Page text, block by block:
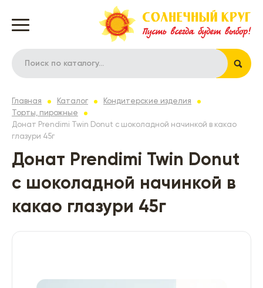
Главная Каталог
Кондитерские изделия
Торты, пирожные
Донат Prendimi Twin Donut с шоколадной начинкой в какао
глазури 45г
Донат Prendimi Twin Donut
с шоколадной начинкой в
какао глазури 45г